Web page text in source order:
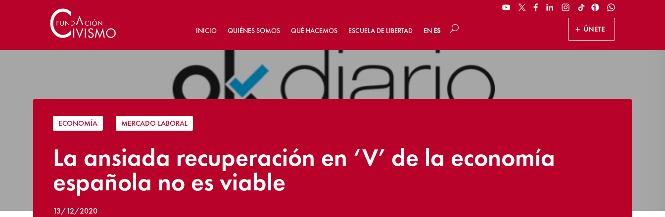
INICIO QUIÉNES SOMOS QUÉ HACEMOS ESCUELA DE LIBERTAD EN ES ÚNETE
ECONOMÍA MERCADO LABORAL
La ansiada recuperación en ‘V’ de la economía
española no es viable
13/12/2020